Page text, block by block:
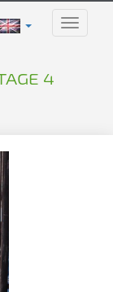
Toggle
4